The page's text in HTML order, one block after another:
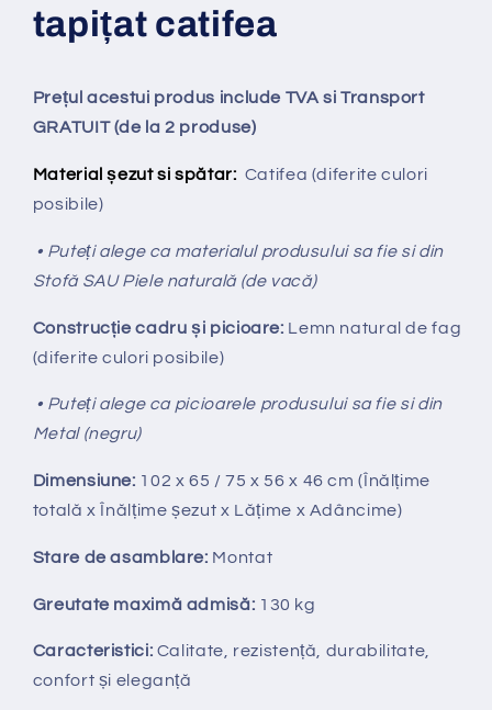
tapițat catifea
Prețul acestui produs include TVA si Transport
GRATUIT (de la 2 produse)
Material șezut si spătar: Catifea (diferite culori
posibile)
• Puteți alege ca materialul produsului sa fie si din
Stofă SAU Piele naturală (de vacă)
Construcție cadru și picioare: Lemn natural de fag
(diferite culori posibile)
• Puteți alege ca picioarele produsului sa fie si din
Metal (negru)
Dimensiune: 102 x 65 / 75 x 56 x 46 cm (Înălțime
totală x Înălțimeșezut x Lățime x Adâncime)
Stare de asamblare: Montat
Greutate maximă admisă: 130 kg
Caracteristici: Calitate, rezistență, durabilitate,
confort și eleganță